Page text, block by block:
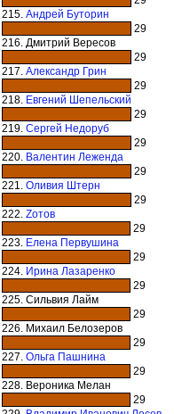
215. Андрей Буторин
29
216. Дмитрий Вересов
29
217. Александр Грин
29
218. Евгений Шепельский
29
219. Сергей Недоруб
29
220. Валентин Леженда
29
221. Оливия Штерн
29
222. Zотов
29
223. Елена Первушина
29
224. Ирина Лазаренко
29
225. Сильвия Лайм
29
226. Михаил Белозеров
29
227. Ольга Пашнина
29
228. Вероника Мелан
29